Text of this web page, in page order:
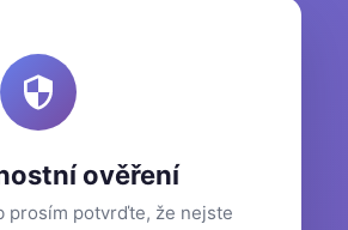
ověření
prosím potvrďte, že nejste